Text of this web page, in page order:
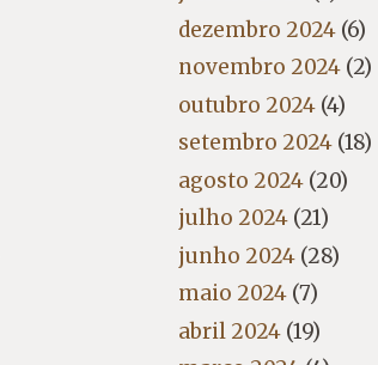
dezembro 2024(6)
novembro 2024(2)
outubro 2024(4)
setembro 2024(18)
agosto 2024(20)
julho 2024(21)
junho 2024(28)
maio 2024(7)
abril 2024(19)